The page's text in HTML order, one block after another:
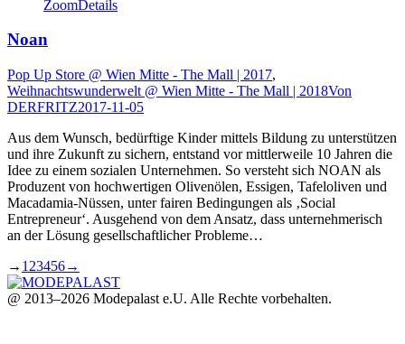
ZoomDetails
Noan
Pop Up Store @ Wien Mitte - The Mall | 2017,
Weihnachtswunderwelt @ Wien Mitte - The Mall | 2018Von
DERFRITZ2017-11-05
Aus dem Wunsch, bedürftige Kinder mittels Bildung zu unterstützen
und ihre Zukunft zu sichern, entstand vor mittlerweile 10 Jahren die
Idee zu einem sozialen Unternehmen. So versteht sich NOAN als
Produzent von hochwertigen Olivenölen, Essigen, Tafeloliven und
Macadamia-Nüssen, unter fairen Bedingungen als ‚Social
Entrepreneur‘. Ausgehend von dem Ansatz, dass unternehmerisch
an der Lösung gesellschaftlicher Probleme…
→ 1 23456→
@ 2013–2026 Modepalast e.U. Alle Rechte vorbehalten.